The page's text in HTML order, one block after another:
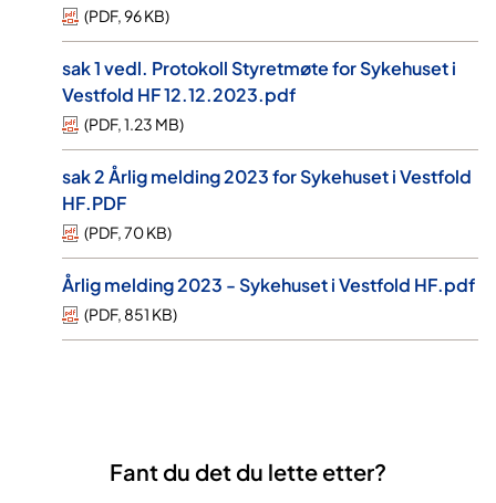
(PDF,96 KB)
sak 1 vedl. Protokoll Styretmøte for Sykehuset i
Vestfold HF 12.12.2023.pdf
(PDF,1.23 MB)
sak 2 Årlig melding 2023 for Sykehuset i Vestfold
HF.PDF
(PDF,70 KB)
Årlig melding 2023 - Sykehuset i Vestfold HF.pdf
(PDF, 851 KB)
Fant du det du lette etter?